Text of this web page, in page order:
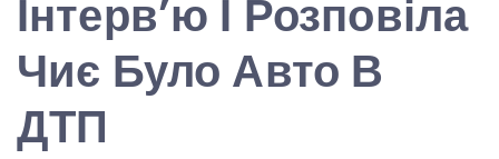
Інтерв’ю І Розповіла
Чиє Було Авто В
ДТП